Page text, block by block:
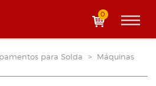
0
para Solda >
Máquinas